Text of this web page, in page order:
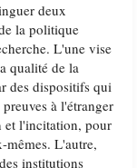
deux
la politique
L'une vise
qualité de la
des dispositifs qui
à l'étranger
et l'incitation, pour
mêmes. L'autre,
institutions